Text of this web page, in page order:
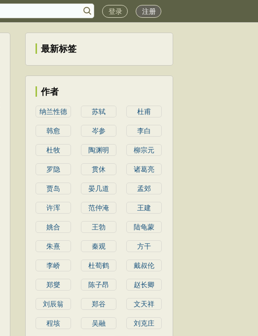
登录 注册
最新标签
作者
纳兰性德 苏轼 杜甫
韩愈 岑参 李白
杜牧 陶渊明 柳宗元
罗隐 贯休 诸葛亮
贾岛 晏几道 孟郊
许浑 范仲淹 王建
姚合 王勃 陆龟蒙
朱熹 秦观 方干
李峤 杜荀鹤 戴叔伦
郑燮 陈子昂 赵长卿
刘辰翁 郑谷 文天祥
程垓 吴融 刘克庄